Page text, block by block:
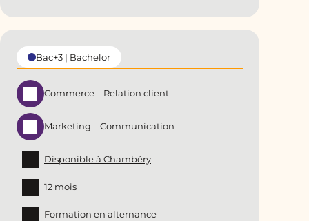
Bac+3 | Bachelor
Commerce – Relation client
Marketing – Communication
Disponible à Chambéry
12 mois
Formation en alternance